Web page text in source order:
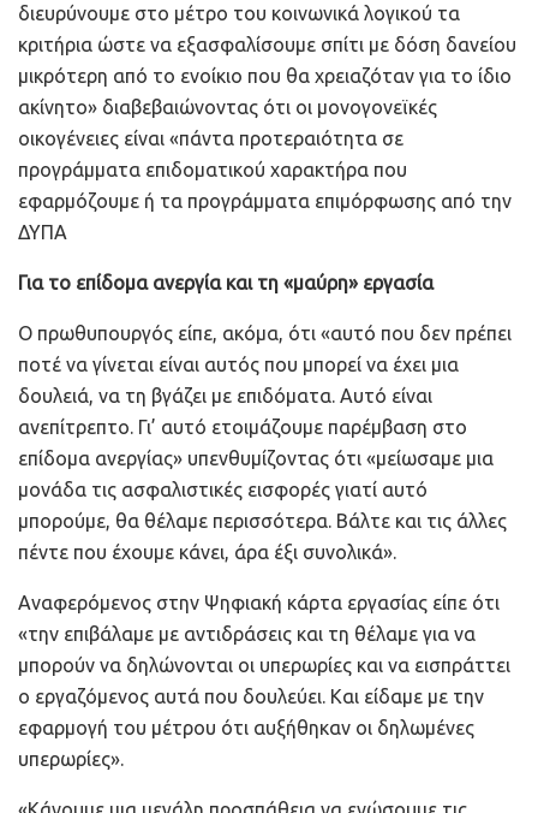
διευρύνουμε στο μέτρο του κοινωνικά λογικού τα
κριτήρια ώστε να εξασφαλίσουμε σπίτι με δόση δανείου
μικρότερη από το ενοίκιο που θα χρειαζόταν για το ίδιο
ακίνητο» διαβεβαιώνοντας ότι οι μονογονεϊκές
οικογένειες είναι «πάντα προτεραιότητα σε
προγράμματα επιδοματικού χαρακτήρα που
εφαρμόζουμε ή τα προγράμματα επιμόρφωσης από την
ΔΥΠΑ
Για το επίδομα ανεργία και τη «μαύρη» εργασία
Ο πρωθυπουργός είπε, ακόμα, ότι «αυτό που δεν πρέπει
ποτέ να γίνεται είναι αυτός που μπορεί να έχει μια
δουλειά, να τη βγάζει με επιδόματα. Αυτό είναι
ανεπίτρεπτο. Γι’ αυτό ετοιμάζουμε παρέμβαση στο
επίδομα ανεργίας» υπενθυμίζοντας ότι «μείωσαμε μια
μονάδα τις ασφαλιστικές εισφορές γιατί αυτό
μπορούμε, θα θέλαμε περισσότερα. Βάλτε και τις άλλες
πέντε που έχουμε κάνει, άρα έξι συνολικά».
Αναφερόμενος στην Ψηφιακή κάρτα εργασίας είπε ότι
«την επιβάλαμε με αντιδράσεις και τη θέλαμε για να
μπορούν να δηλώνονται οι υπερωρίες και να εισπράττει
ο εργαζόμενος αυτά που δουλεύει. Και είδαμε με την
εφαρμογή του μέτρου ότι αυξήθηκαν οι δηλωμένες
υπερωρίες».